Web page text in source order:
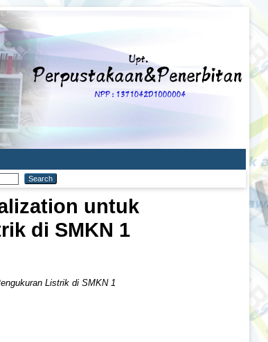
untuk
di SMKN 1
Listrik di SMKN 1